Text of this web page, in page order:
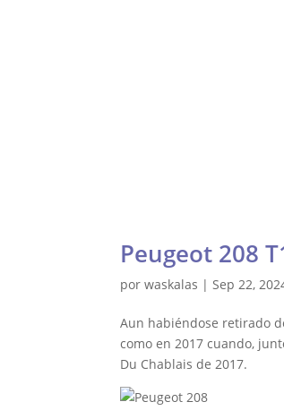
Peugeot 208
porwaskalas |Sep 22,
Aun habiéndose retirado
como en 2017 cuando,
Du Chablais de 2017.